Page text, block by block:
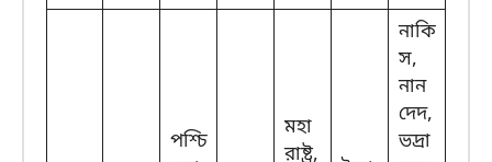
পশ্চি
মহা
রাষ্ট্র,
নাকি
স,
নান
দেদ,
ভদ্রা